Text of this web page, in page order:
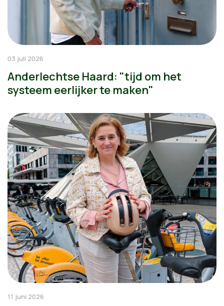
03 juli 2026
Anderlechtse Haard: "tijd om het
systeem eerlijker te maken"
11 juni 2026